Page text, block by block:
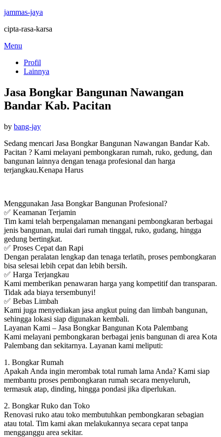
jammas-jaya
cipta-rasa-karsa
Skip
content
Menu
Profil
Lainnya
Jasa Bongkar Bangunan Nawangan
Bandar Kab. Pacitan
by bang-jayPosted
Sedang mencari Jasa Bongkar Bangunan Nawangan Bandar Kab.
Pacitan ? Kami melayani pembongkaran rumah, ruko, gedung, dan
bangunan lainnya dengan tenaga profesional dan harga
terjangkau.Kenapa Harus
Menggunakan Jasa Bongkar Bangunan Profesional?
✅ Keamanan Terjamin
Tim kami telah berpengalaman menangani pembongkaran berbagai
jenis bangunan, mulai dari rumah tinggal, ruko, gudang, hingga
gedung bertingkat.
✅ Proses Cepat dan Rapi
Dengan peralatan lengkap dan tenaga terlatih, proses pembongkaran
bisa selesai lebih cepat dan lebih bersih.
✅ Harga Terjangkau
Kami memberikan penawaran harga yang kompetitif dan transparan.
Tidak ada biaya tersembunyi!
✅ Bebas Limbah
Kami juga menyediakan jasa angkut puing dan limbah bangunan,
sehingga lokasi siap digunakan kembali.
Layanan Kami – Jasa Bongkar Bangunan Kota Palembang
Kami melayani pembongkaran berbagai jenis bangunan di area Kota
Palembang dan sekitarnya. Layanan kami meliputi:
1. Bongkar Rumah
Apakah Anda ingin merombak total rumah lama Anda? Kami siap
membantu proses pembongkaran rumah secara menyeluruh,
termasuk atap, dinding, hingga pondasi jika diperlukan.
2. Bongkar Ruko dan Toko
Renovasi ruko atau toko membutuhkan pembongkaran sebagian
atau total. Tim kami akan melakukannya secara cepat tanpa
mengganggu area sekitar.